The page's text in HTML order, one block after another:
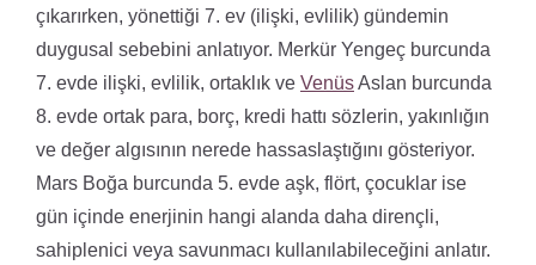
çıkarırken, yönettiği 7. ev (ilişki, evlilik) gündemin
duygusal sebebini anlatıyor. Merkür Yengeç burcunda
7. evde ilişki, evlilik, ortaklık ve VenüsAslan burcunda
8. evde ortak para, borç, kredi hattı sözlerin, yakınlığın
ve değer algısının nerede hassaslaştığını gösteriyor.
Mars Boğa burcunda 5. evde aşk, flört, çocuklar ise
gün içinde enerjinin hangi alanda daha dirençli,
sahiplenici veya savunmacı kullanılabileceğini anlatır.